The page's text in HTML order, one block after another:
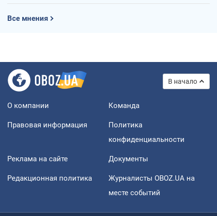
Все мнения
В начало
О компании Команда
Правовая информация
Политика
конфиденциальности
Реклама на сайте Документы
Редакционная политика
Журналисты OBOZ.UA на
месте событий